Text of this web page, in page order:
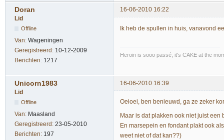
Doran
16-06-2010 16:22
Lid
Offline
Van: Wageningen
Geregistreerd: 10-12-2009
Berichten: 1217
Ik heb de spullen in huis, vanavond
Heroin is sooo passé, it's CAKE at the
Unicorn1983
16-06-2010 16:39
Lid
Offline
Van: Maasland
Geregistreerd: 23-05-2010
Berichten: 197
Oeioei, ben benieuwd, ga ze zeker
Maar is dat plakken ook niet juist
En marsepein en fondant plakt ook
weet niet of dat kan??)